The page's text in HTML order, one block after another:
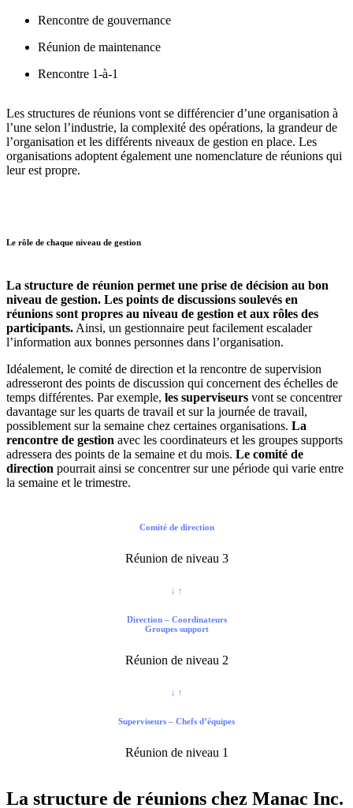
Rencontre de gouvernance
Réunion de maintenance
Rencontre 1-à-1
Les structures de réunions vont se différencier d’une organisation à
l’une selon l’industrie, la complexité des opérations, la grandeur de
l’organisation et les différents niveaux de gestion en place. Les
organisations adoptent également une nomenclature de réunions qui
leur est propre.
Le rôle de chaque niveau de gestion
La structure de réunion permet une prise de décision au bon
niveau de gestion. Les points de discussions soulevés en
réunions sont propres au niveau de gestion et aux rôles des
participants.Ainsi, un gestionnaire peut facilement escalader
l’information aux bonnes personnes dans l’organisation.
Idéalement, le comité de direction et la rencontre de supervision
adresseront des points de discussion qui concernent des échelles de
temps différentes. Par exemple, les superviseurs vont se concentrer
davantage sur les quarts de travail et sur la journée de travail,
possiblement sur la semaine chez certaines organisations. La
rencontre de gestion avec les coordinateurs et les groupes supports
adressera des points de la semaine et du mois. Le comité de
direction pourrait ainsi se concentrer sur une période qui varie entre
la semaine et le trimestre.
Comité de direction
Réunion de niveau 3
↓ ↑
Direction – Coordinateurs
Groupes support
Réunion de niveau 2
↓ ↑
Superviseurs – Chefs d’équipes
Réunion de niveau 1
La structure de réunions chez Manac Inc.